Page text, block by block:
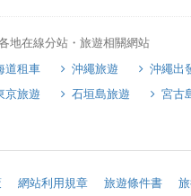
地在線分站・旅遊相關網站
道租車 沖繩旅遊
沖繩出
京旅遊 石垣島旅遊
宮古
網站利用規章 旅遊條件書